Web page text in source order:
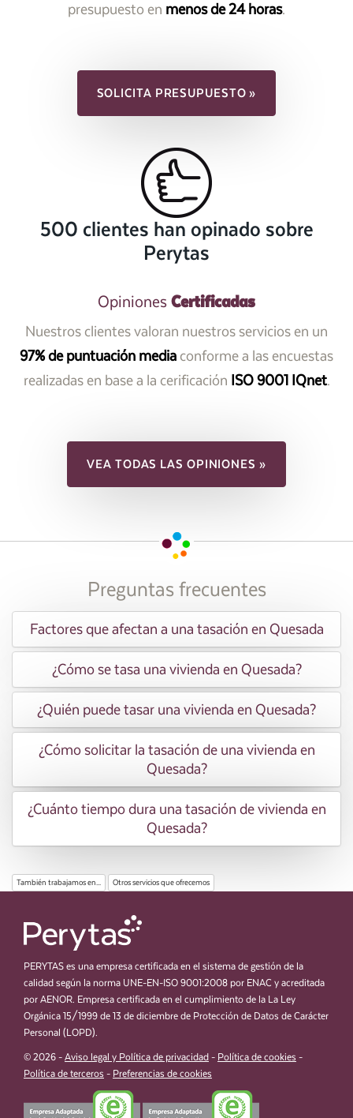
presupuesto en menos de 24 horas.
SOLICITA PRESUPUESTO »
500 clientes han opinado sobre
Perytas
Opiniones Certificadas
Nuestros clientes valoran nuestros servicios en un
97% de puntuación mediaconforme a las encuestas
realizadas en base a la cerificación ISO 9001 IQnet.
VEA TODAS LAS OPINIONES »
Preguntas frecuentes
Factores que afectan a una tasación en Quesada
¿Cómo se tasa una vivienda en Quesada?
¿Quién puede tasar una vivienda en Quesada?
¿Cómo solicitar la tasación de una vivienda en
Quesada?
¿Cuánto tiempo dura una tasación de vivienda en
Quesada?
También trabajamos en... Otros servicios que ofrecemos
PERYTAS es una empresa certificada en el sistema de gestión de la
calidad según la norma UNE-EN-ISO 9001:2008 por ENAC y acreditada
por AENOR. Empresa certificada en el cumplimiento de la La Ley
Orgánica 15/1999 de 13 de diciembre de Protección de Datos de Carácter
Personal (LOPD).
© 2026 - Aviso legal y Política de privacidad - Política de cookies -
Política de terceros - Preferencias de cookies